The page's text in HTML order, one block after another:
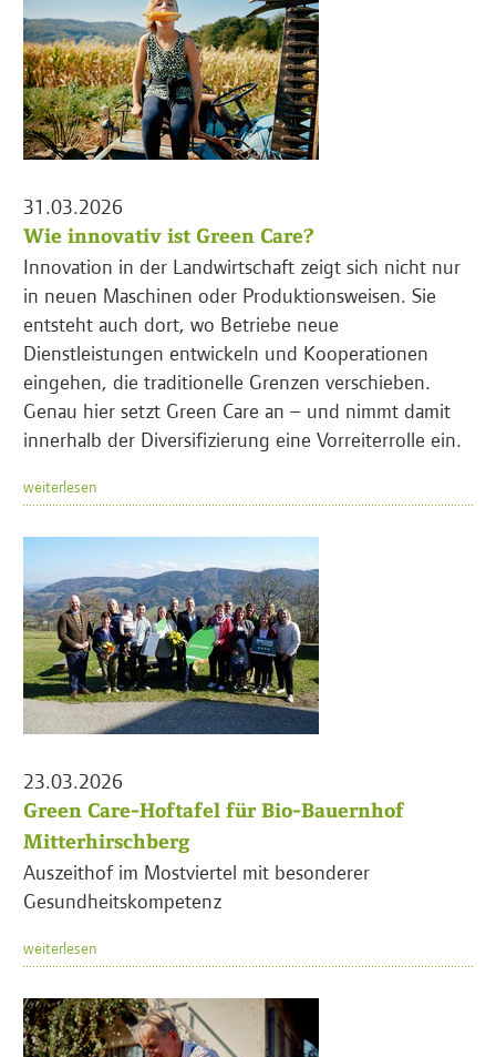
31.03.2026
Wie innovativ ist Green Care?
Innovation in der Landwirtschaft zeigt sich nicht nur
in neuen Maschinen oder Produktionsweisen. Sie
entsteht auch dort, wo Betriebe neue
Dienstleistungen entwickeln und Kooperationen
eingehen, die traditionelle Grenzen verschieben.
Genau hier setzt Green Care an – und nimmt damit
innerhalb der Diversifizierung eine Vorreiterrolle ein.
weiterlesen
23.03.2026
Green Care-Hoftafel für Bio-Bauernhof
Mitterhirschberg
Auszeithof im Mostviertel mit besonderer
Gesundheitskompetenz
weiterlesen